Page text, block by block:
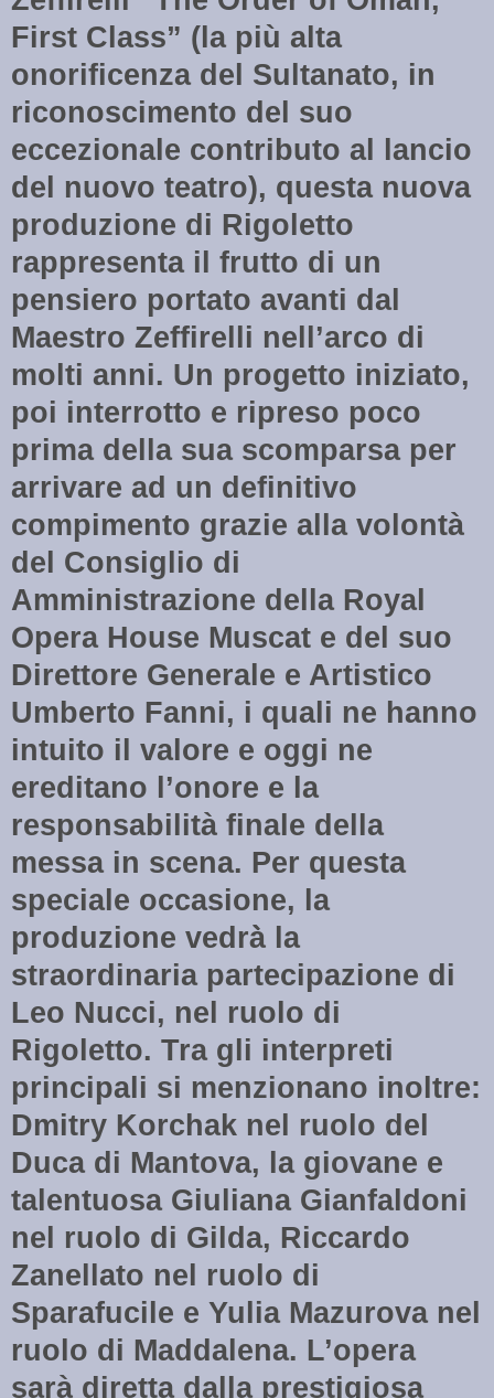
First Class” (la più alta
onorificenza del Sultanato, in
riconoscimento del suo
eccezionale contributo al lancio
del nuovo teatro), questa nuova
produzione di Rigoletto
rappresenta il frutto di un
pensiero portato avanti dal
Maestro Zeffirelli nell’arco di
molti anni. Un progetto iniziato,
poi interrotto e ripreso poco
prima della sua scomparsa per
arrivare ad un definitivo
compimento grazie alla volontà
del Consiglio di
Amministrazione della Royal
Opera House Muscat e del suo
Direttore Generale e Artistico
Umberto Fanni, i quali ne hanno
intuito il valore e oggi ne
ereditano l’onore e la
responsabilità finale della
messa in scena. Per questa
speciale occasione, la
produzione vedrà̀ la
straordinaria partecipazione di
Leo Nucci, nel ruolo di
Rigoletto. Tra gli interpreti
principali si menzionano inoltre:
Dmitry Korchak nel ruolo del
Duca di Mantova, la giovane e
talentuosa Giuliana Gianfaldoni
nel ruolo di Gilda, Riccardo
Zanellato nel ruolo di
Sparafucile e Yulia Mazurova nel
ruolo di Maddalena. L’opera
sarà diretta dalla prestigiosa